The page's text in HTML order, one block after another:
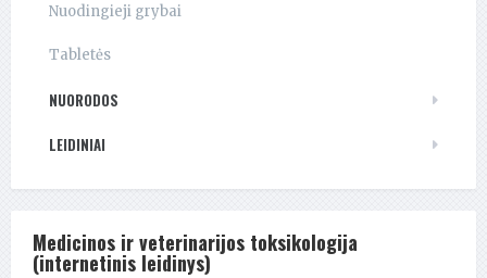
Nuodingieji grybai
Tabletės
NUORODOS
LEIDINIAI
Medicinos ir veterinarijos toksikologija
(internetinis leidinys)